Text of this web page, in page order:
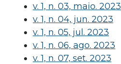
v. 1, n. 03, maio. 2023
v. 1, n. 04, jun. 2023
v. 1, n. 05, jul. 2023
v. 1, n. 06, ago. 2023
v. 1, n. 07, set. 2023